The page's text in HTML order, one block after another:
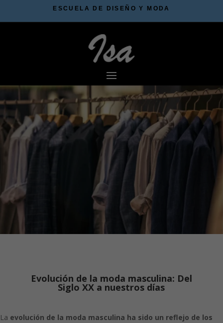
ESCUELA DE DISEÑO Y MODA
Evolución de la moda masculina: Del
Siglo XX a nuestros días
La evolución de la moda masculina ha sido un reflejo de los